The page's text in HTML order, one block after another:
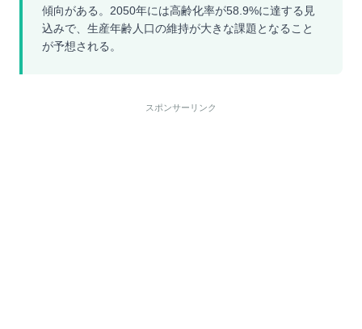
傾向がある。2050年には高齢化率が58.9%に達する見
込みで、生産年齢人口の維持が大きな課題となること
が予想される。
スポンサーリンク